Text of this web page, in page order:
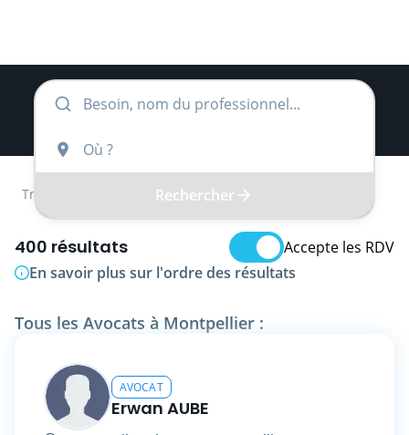
Rechercher
Trouver Hérault
400 résultats
Accepte les RDV
En savoir plus sur l'ordre des résultats
Tous les Avocats à Montpellier :
AVOCAT
Erwan AUBE